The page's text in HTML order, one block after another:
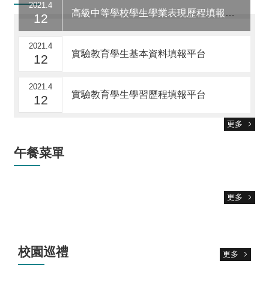
2021.4
12 高級中等學校學生學業表現歷程填報平台
2021.4
12 實驗教育學生基本資料填報平台
2021.4
12 實驗教育學生學習歷程填報平台
更多
午餐菜單
更多
校園巡禮 更多